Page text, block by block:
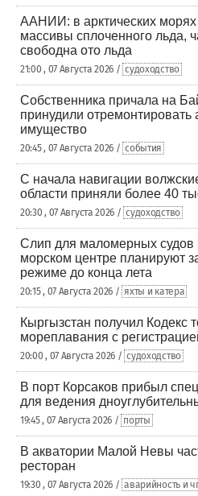
ААНИИ: в арктических морях
массивы сплоченного льда,
свободна ото льда
21:00 , 07 Августа 2026 / судоходство
Собственника причала на
принудили отремонтировать
имущество
20:45 , 07 Августа 2026 / события
С начала навигации
области приняли более 40
20:30 , 07 Августа 2026 / судоходство
Слип для маломерных судов
морском центре планируют
режиме до конца лета
20:15 , 07 Августа 2026 / яхты и катера
Кыргызстан получил Кодекс
мореплавания с
20:00 , 07 Августа 2026 / судоходство
В порт Корсаков прибыл
для ведения
19:45 , 07 Августа 2026 / порты
В акватории Малой Невы
ресторан
19:30 , 07 Августа 2026 / аварийность и